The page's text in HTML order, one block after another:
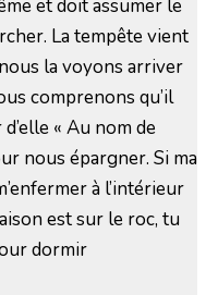
et doit assumer le
La tempête vient
la voyons arriver
comprenons qu’il
« Au nom de
nous épargner. Si ma
à l’intérieur
est sur le roc, tu
dormir